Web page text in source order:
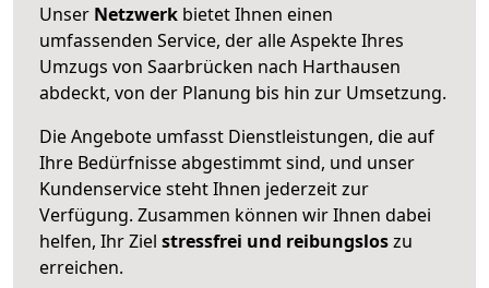
Unser Netzwerk bietet Ihnen einen
umfassenden Service, der alle Aspekte Ihres
Umzugs von Saarbrücken nach Harthausen
abdeckt, von der Planung bis hin zur Umsetzung.
Die Angebote umfasst Dienstleistungen, die auf
Ihre Bedürfnisse abgestimmt sind, und unser
Kundenservice steht Ihnen jederzeit zur
Verfügung. Zusammen können wir Ihnen dabei
helfen, Ihr Ziel stressfrei und reibungsloszu
erreichen.